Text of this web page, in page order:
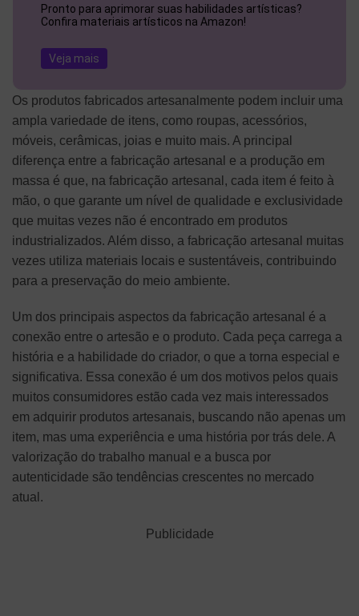
Pronto para aprimorar suas habilidades artísticas?
Confira materiais artísticos na Amazon!
Veja mais
Os produtos fabricados artesanalmente podem incluir uma
ampla variedade de itens, como roupas, acessórios,
móveis, cerâmicas, joias e muito mais. A principal
diferença entre a fabricação artesanal e a produção em
massa é que, na fabricação artesanal, cada item é feito à
mão, o que garante um nível de qualidade e exclusividade
que muitas vezes não é encontrado em produtos
industrializados. Além disso, a fabricação artesanal muitas
vezes utiliza materiais locais e sustentáveis, contribuindo
para a preservação do meio ambiente.
Um dos principais aspectos da fabricação artesanal é a
conexão entre o artesão e o produto. Cada peça carrega a
história e a habilidade do criador, o que a torna especial e
significativa. Essa conexão é um dos motivos pelos quais
muitos consumidores estão cada vez mais interessados
em adquirir produtos artesanais, buscando não apenas um
item, mas uma experiência e uma história por trás dele. A
valorização do trabalho manual e a busca por
autenticidade são tendências crescentes no mercado
atual.
Publicidade